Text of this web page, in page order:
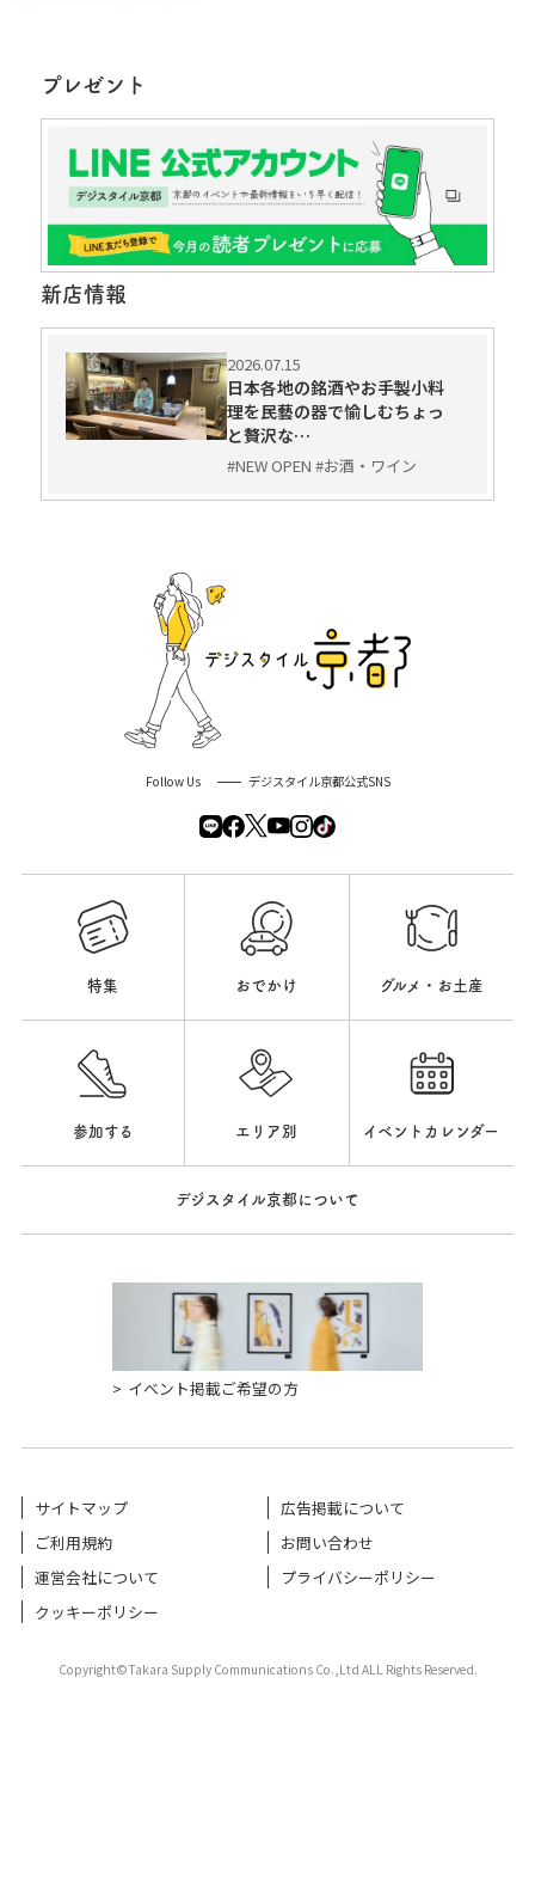
プレゼント
新店情報
2026.07.15
日本各地の銘酒やお手製小料
理を民藝の器で愉しむちょっ
と贅沢な…
#NEW OPEN #お酒・ワイン
Follow Us デジスタイル京都公式SNS
特集 おでかけ グルメ・お土産
参加する エリア別 イベントカレンダー
デジスタイル京都について
イベント掲載ご希望の方
サイトマップ
広告掲載について
ご利用規約
お問い合わせ
運営会社について
プライバシーポリシー
クッキーポリシー
Copyright©Takara Supply Communications Co.,Ltd ALL Rights Reserved.